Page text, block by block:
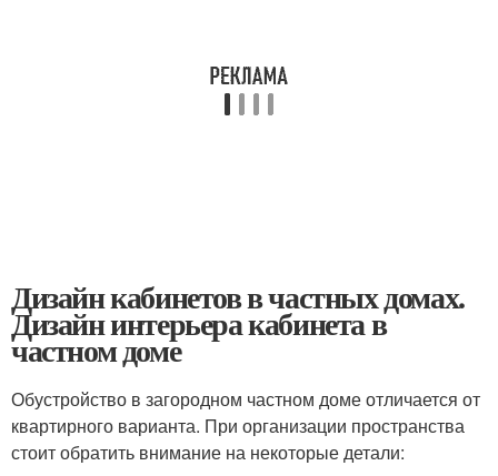
Дизайн кабинетов в частных домах.
Дизайн интерьера кабинета в
частном доме
Обустройство в загородном частном доме отличается от
квартирного варианта. При организации пространства
стоит обратить внимание на некоторые детали: